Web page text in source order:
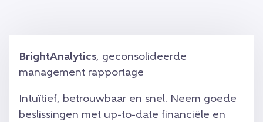
BrightAnalytics, geconsolideerde
management rapportage
Intuïtief, betrouwbaar en snel. Neem goede
beslissingen met up-to-date financiële en